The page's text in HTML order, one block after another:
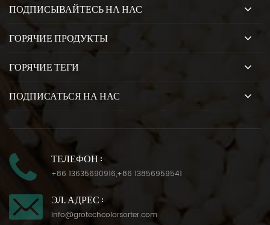
ПОДПИСЫВАЙТЕСЬ НА НАС
ГОРЯЧИЕ ПРОДУКТЫ
ГОРЯЧИЕ ТЕГИ
ПОДПИСАТЬСЯ НА НАС
ТЕЛЕФОН :
+86 13635690916,+86 13856959541
ЭЛ. АДРЕС :
info@grotechcolorsorter.com